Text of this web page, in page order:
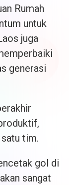
Rumah
untuk
juga
generasi
tim.
gol di
sangat